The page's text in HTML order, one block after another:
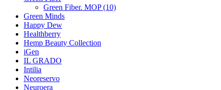
Green Fiber. MOP (10)
Green Minds
Happy Dew
Healthberry
Hemp Beauty Collection
iGen
IL GRADO
Intilia
Neoreservo
Neuroera